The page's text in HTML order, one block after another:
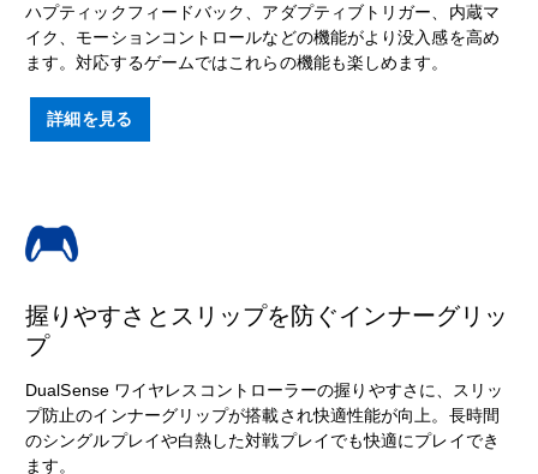
ハプティックフィードバック、アダプティブトリガー、内蔵マ
イク、モーションコントロールなどの機能がより没入感を高め
ます。対応するゲームではこれらの機能も楽しめます。
詳細を見る
握りやすさとスリップを防ぐインナーグリッ
プ
DualSense ワイヤレスコントローラーの握りやすさに、スリッ
プ防止のインナーグリップが搭載され快適性能が向上。長時間
のシングルプレイや白熱した対戦プレイでも快適にプレイでき
ます。